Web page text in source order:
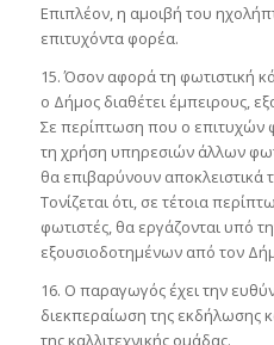
Επιπλέον, η αμοιβή του
επιτυχόντα φορέα.
15. Όσον αφορά τη φωτιστική
ο Δήμος διαθέτει έμπειρους,
Σε περίπτωση που ο επιτυχών
τη χρήση υπηρεσιών άλλων
θα επιβαρύνουν αποκλειστικά
Τονίζεται ότι, σε τέτοια
φωτιστές, θα εργάζονται υπό
εξουσιοδοτημένων από τον
16. Ο παραγωγός έχει την
διεκπεραίωση της εκδήλωσης
της καλλιτεχνικής ομάδας.